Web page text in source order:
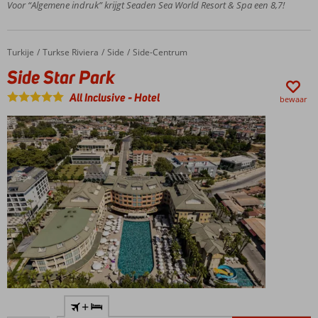
Spa
carterestaurants
Voor “Algemene indruk” krijgt Seaden Sea World Resort & Spa een 8,7!
Home
Turkije Turkse Riviera Side Side-Centrum
Side Star Park
Side Star Park
All Inclusive-Hotel bewaar
+